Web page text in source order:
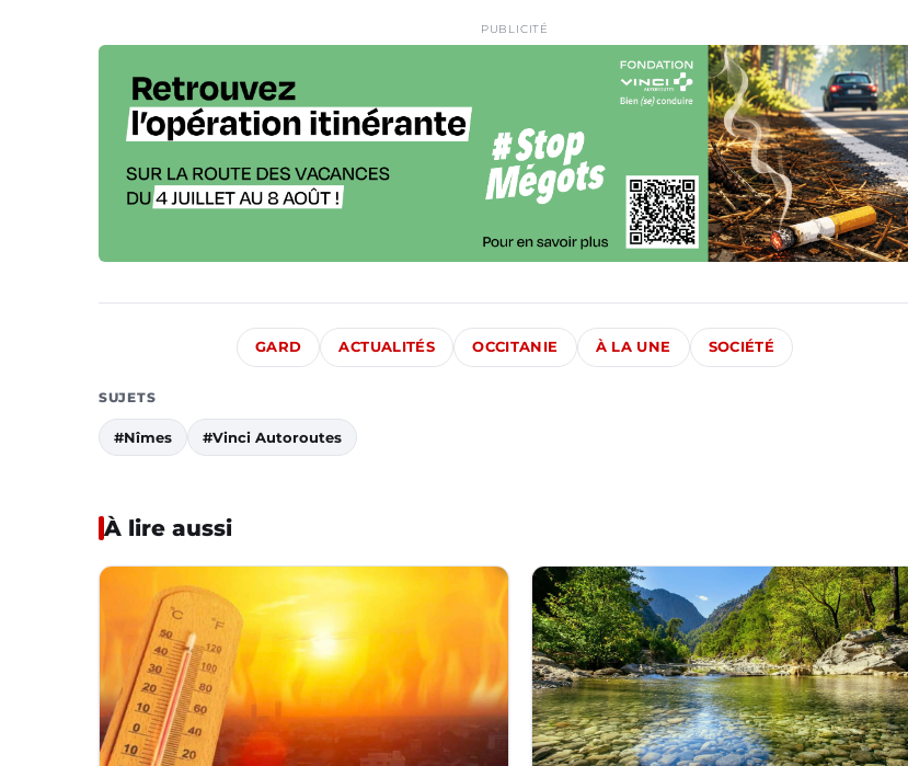
PUBLICITÉ
GARD ACTUALITÉS OCCITANIE À LA UNE SOCIÉTÉ
SUJETS
#Nîmes #Vinci Autoroutes
À lire aussi